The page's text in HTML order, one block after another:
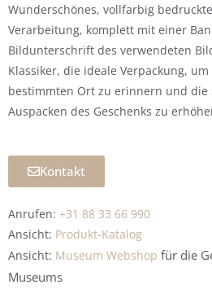
Wunderschönes, vollfarbig
Verarbeitung, komplett mit einer
Bildunterschrift des verwendeten
Klassiker, die ideale Verpackung,
bestimmten Ort zu erinnern und die
Auspacken des Geschenks zu
Kontakt
Anrufen: +31 88 33 66 990
Ansicht: Produkt-Katalog
Ansicht: Museum Webshop für die
Museums